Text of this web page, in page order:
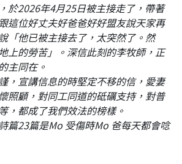
於2026年4月25日被主接走了，帶著
這位好丈夫好爸爸好好盟友說天家再
「他已被主接去了，太突然了。然
上的勞苦」。深信此刻的李牧師，正
主同在。
，宣講信息的時堅定不移的信，愛妻
照顧，對同工同道的砥礪支持，對普
，都成了我們效法的榜樣。
篇23篇是Mo 受傷時Mo 爸每天都會唸